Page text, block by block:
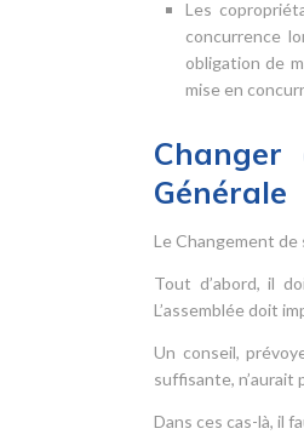
Les
concurrence
obligation de
mise en
Générale
Le Changement
Tout d’abord, il
L’assemblée doit
Un conseil,
suffisante, n’aurait
Dans ces cas-là, il